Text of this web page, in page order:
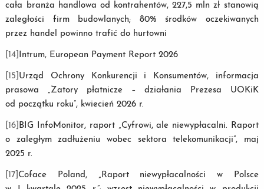
cała branża handlowa od kontrahentów, 227,5 mln zł stanowią
zaległości firm budowlanych; 80% środków oczekiwanych
przez handel powinno trafić do hurtowni
[14] Intrum, European Payment Report 2026
[15] Urząd Ochrony Konkurencji i Konsumentów, informacja
prasowa „Zatory płatnicze – działania Prezesa UOKiK
od początku roku”, kwiecień 2026 r.
[16] BIG InfoMonitor, raport „Cyfrowi, ale niewypłacalni. Raport
o zaległym zadłużeniu wobec sektora telekomunikacji”, maj
2025 r.
[17] Coface Poland, „Raport niewypłacalności w Polsce